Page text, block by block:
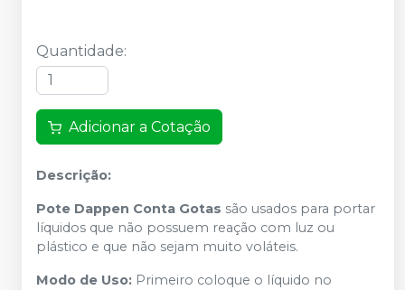
Quantidade:
Adicionar a Cotação
Descrição:
Pote Dappen Conta Gotas são usados para portar
líquidos que não possuem reação com luz ou
plástico e que não sejam muito voláteis.
Modo de Uso: Primeiro coloque o líquido no